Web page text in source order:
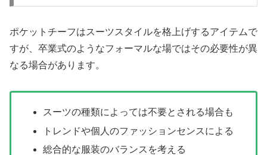
ポケットチーフはスーツスタイルを格上げするアイテムで
すが、卒業式のようなフォーマルな場ではその必要性が異
なる場合があります。
スーツの種類によっては不要とされる場合も
トレンドや個人のファッションセンスによる
総合的な服装のバランスを考える